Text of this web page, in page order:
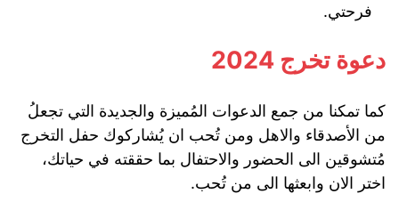
فرحتي.
دعوة تخرج 2024
كما تمكنا من جمع الدعوات المُميزة والجديدة التي تجعلُ
من الأصدقاء والاهل ومن تُحب ان يُشاركوك حفل التخرج
مُتشوقين الى الحضور والاحتفال بما حققته في حياتك،
اختر الان وابعثها الى من تُحب.